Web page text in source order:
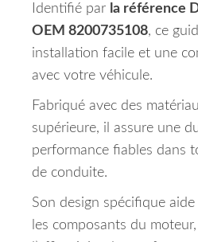
Identifié par la référence
OEM 8200735108, ce
installation facile et une
avec votre véhicule.
Fabriqué avec des
supérieure, il assure une
performance fiables dans
de conduite.
Son design spécifique aide
les composants du